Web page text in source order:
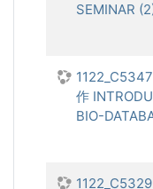
SEMINAR
作
BIO-